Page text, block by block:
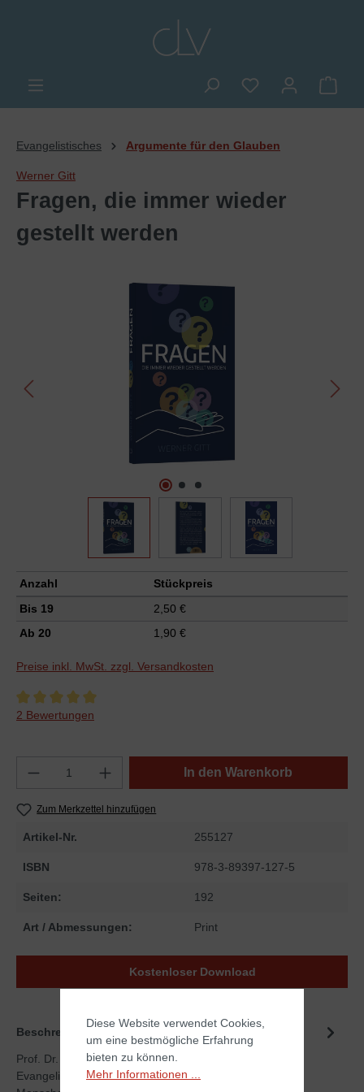
Du hast 0
Evangelistisches Argumente für den Glauben
Werner Gitt
Fragen, die immer wieder
gestellt werden
Anzahl
Stückpreis
Bis 19
2,50 €
Ab 20 1,90 €
Preise inkl. MwSt. zzgl. Versandkosten
Durchschnittliche Bewertung von 5 von 5 Sternen
2 Bewertungen
In den Warenkorb
Zum Merkzettel hinzufügen
Artikel-Nr. 255127
ISBN 978-3-89397-127-5
Seiten: 192
Art / Abmessungen: Print
Kostenloser Download
Beschreibung
Prof. Dr. Werner Gitt gibt Antworten, die aus der
Evangelisationspraxis, aus Gesprächen mit fragenden
Diese Website verwendet Cookies,
um eine bestmögliche Erfahrung
bieten zu können.
Mehr Informationen ...